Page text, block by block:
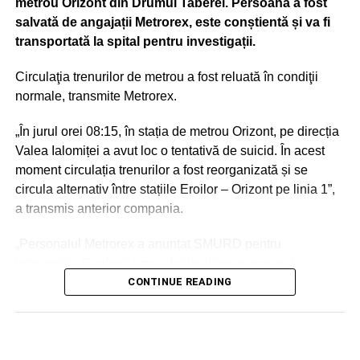
ADVERTISEMENT
Ion Mincu și Str. Docenților și a străzilor adiacente spre B-
dul Aviatorilor
– blocarea traficului pe Str. Uruguay, între B-dul Aviatorilor
și Șos. Pavel D. Kiseleff, și a străzilor adiacente spre cele
două bulevarde
– blocarea traficului pe Str. Monetăriei și pe Aleea Primo
În ziua de 01.12.2022, în intervalul orar 07.00-13.00:
salvată de angajații Metrorex, este conștientă și va fi
transportată la spital pentru investigații.
Circulaţia trenurilor de metrou a fost reluată în condiţii
normale, transmite Metrorex.
„În jurul orei 08:15, în stația de metrou Orizont, pe direcția
Valea Ialomiței a avut loc o tentativă de suicid. În acest
moment circulația trenurilor a fost reorganizată și se
circula alternativ între stațiile Eroilor – Orizont pe linia 1”,
a transmis anterior compania.
abilitate împreună cu Metrorex vor deschide o anchetă de
CONTINUE READING